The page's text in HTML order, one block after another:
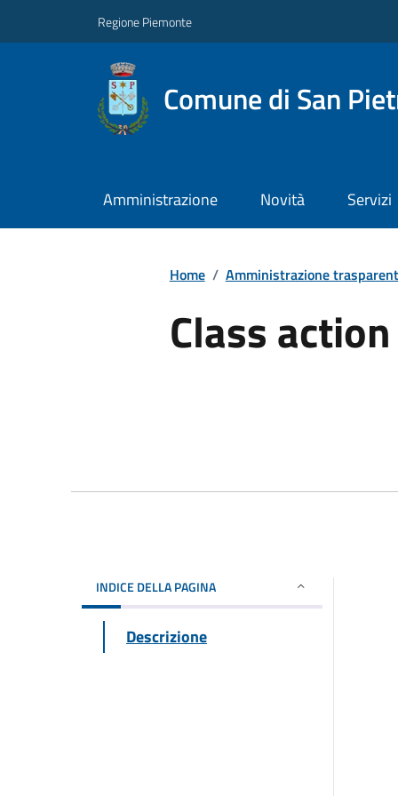
Regione Piemonte
Comune di San
Amministrazione Novità Servizi
Home / Amministrazione
Class action
INDICE DELLA PAGINA
Descrizione